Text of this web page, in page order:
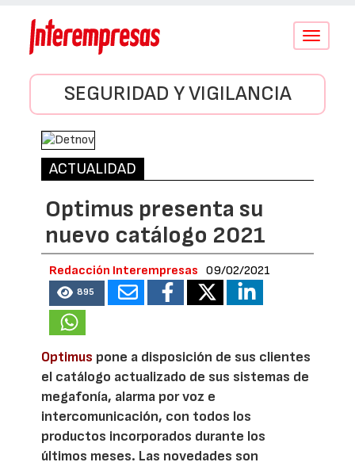
Conmutar
SEGURIDAD Y VIGILANCIA
ACTUALIDAD
Optimus presenta su
nuevo catálogo 2021
Redacción Interempresas 09/02/2021
895
Optimus pone a disposición de sus clientes
el catálogo actualizado de sus sistemas de
megafonía, alarma por voz e
intercomunicación, con todos los
productos incorporados durante los
últimos meses. Las novedades son